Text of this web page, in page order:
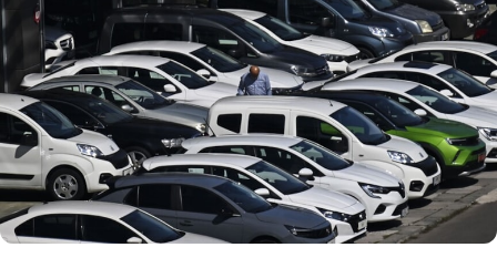
İkinci el araç ilan fiyatları nominal olarak yatay
seyrederken, enflasyondan arındırılmış reel
fiyatlarda gerileme devam etti. Mayıs ayında
Kurban Bayramı ve resmi tatiller nedeniyle
pazarda işlem temposu da yavaşladı.